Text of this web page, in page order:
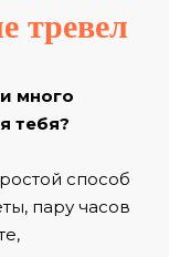
тревел
много
тебя?
способ
пару часов